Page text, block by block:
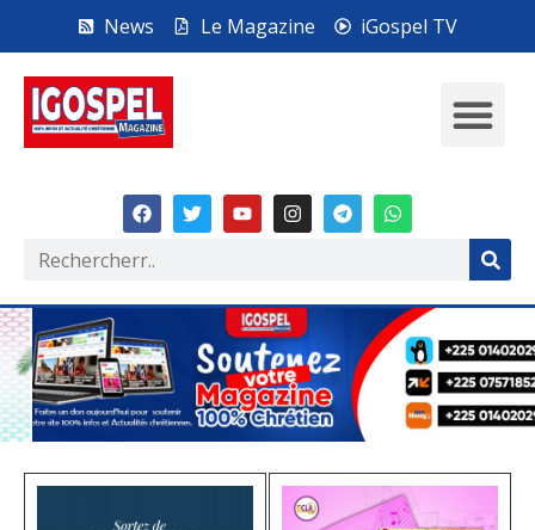
News Le Magazine iGospel TV